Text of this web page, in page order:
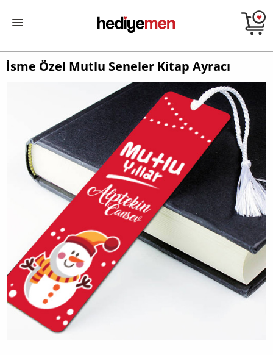
İsme Özel Mutlu Seneler Kitap Ayracı